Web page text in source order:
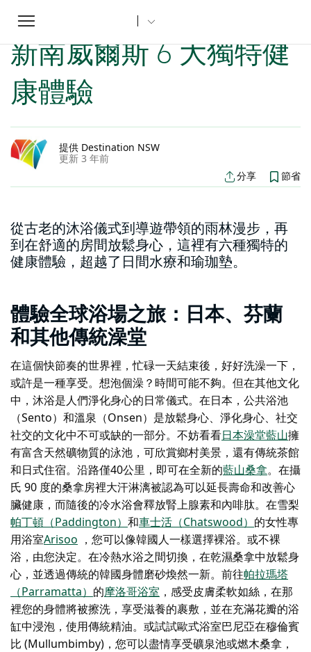
Toggle
navigation
家 新南威爾斯 6 大獨特健康體驗
新南威爾斯 6 大獨特健
康體驗
提供 Destination NSW
更新 3 年前
分享 節省
從古老的沐浴儀式到導遊帶領的雨林漫步，再
到在舒適的房間放鬆身心，這裡有六種獨特的
健康體驗，超越了日間水療和瑜珈墊。
體驗全球浴場之旅：日本、芬蘭
和其他傳統澡堂
在這個快節奏的世界裡，忙碌一天結束後，好好洗澡一下，
或許是一種享受。想泡個澡？時間可能不夠。但在其他文化
中，沐浴是人們淨化身心的日常儀式。在日本，公共浴池
（Sento）和溫泉（Onsen）是放鬆身心、淨化身心、社交
社交的文化中不可或缺的一部分。不妨看看日本澡堂藍山擁
有富含天然礦物質的泳池，可欣賞鄉村美景，還有傳統茶館
和日式住宿。沿路僅40公里，即可在全新的藍山桑拿。在攝
氏 90 度的桑拿房裡大汗淋漓被認為可以延長壽命和改善心
臟健康，而隨後的冷水浴會釋放腎上腺素和內啡肽。在雪梨
帕丁頓（Paddington） 和車士活（Chatswood） 的女性專
用浴室Arisoo ，您可以像韓國人一樣選擇裸浴。或不裸
浴，由您決定。在冷熱水浴之間切換，在乾濕桑拿中放鬆身
心，並透過傳統的韓國身體磨砂煥然一新。前往帕拉瑪塔
（Parramatta） 的摩洛哥浴室 ，感受皮膚柔軟如絲，在那
裡您的身體將被擦洗，享受滋養的裹敷，並在充滿花瓣的浴
缸中浸泡，使用傳統精油。或試試歐式浴室巴尼亞在穆倫賓
比 (Mullumbimby)，您可以盡情享受礦泉池或燃木桑拿，